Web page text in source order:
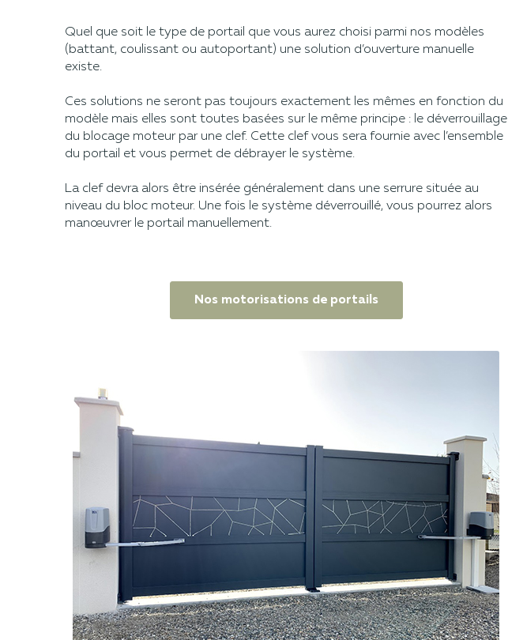
Quel que soit le type de portail que vous aurez choisi parmi nos modèles
(battant, coulissant ou autoportant) une solution d’ouverture manuelle
existe.
Ces solutions ne seront pas toujours exactement les mêmes en fonction du
modèle mais elles sont toutes basées sur le même principe : le déverrouillage
du blocage moteur par une clef. Cette clef vous sera fournie avec l’ensemble
du portail et vous permet de débrayer le système.
La clef devra alors être insérée généralement dans une serrure située au
niveau du bloc moteur. Une fois le système déverrouillé, vous pourrez alors
manœuvrer le portail manuellement.
Nos motorisations de portails